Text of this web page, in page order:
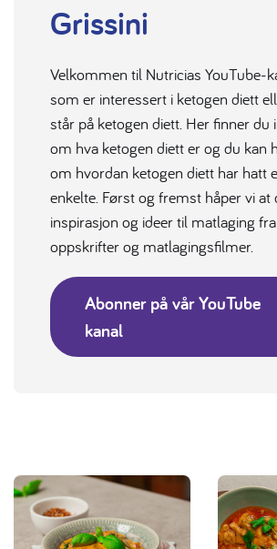
Grissini
Velkommen til Nutricias YouTube-
som er interessert i ketogen diett
står på ketogen diett. Her finner du
om hva ketogen diett er og du kan
om hvordan ketogen diett har hatt
enkelte. Først og fremst håper vi at
inspirasjon og ideer til matlaging
oppskrifter og matlagingsfilmer.
Abonner på vår YouTube
kanal